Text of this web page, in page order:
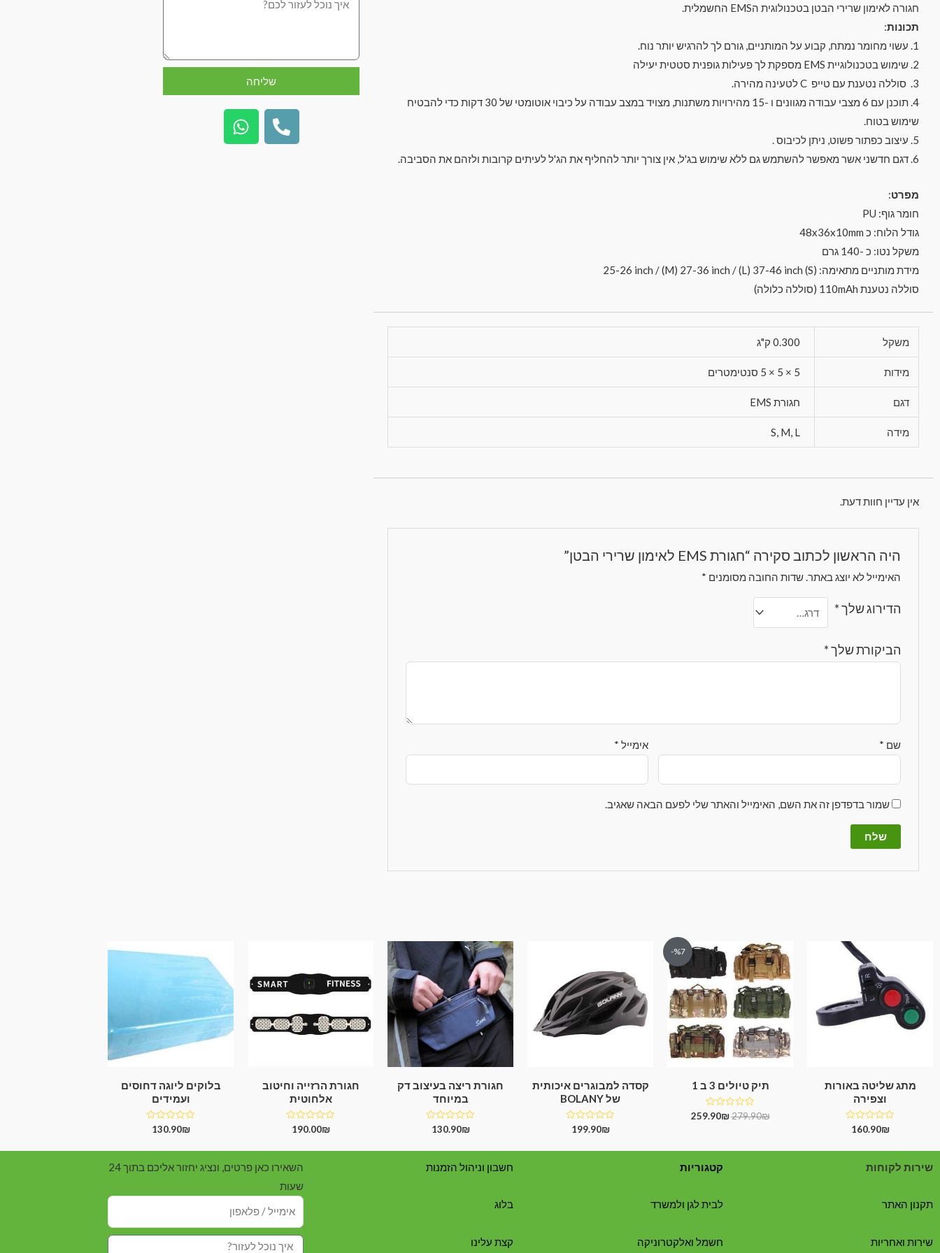
חגורה לאימון שרירי הבטן בטכנולוגית הEMS החשמלית.
תכונות:
1. עשוי מחומר נמתח, קבוע על המותניים, גורם לך להרגיש יותר נוח.
2. שימוש בטכנולוגיית EMS מספקת לך פעילות גופנית סטטית יעילה
3. סוללה נטענת עם טייפ C לטעינה מהירה.
4. תוכנן עם 6 מצבי עבודה מגוונים ו -15 מהירויות משתנות, מצויד במצב עבודה על כיבוי אוטומטי של 30 דקות כדי להבטיח
שימוש בטוח.
5. עיצוב כפתור פשוט, ניתן לכיבוס .
6. דגם חדשני אשר מאפשר להשתמש גם ללא שימוש בג'ל, אין צורך יותר להחליף את הג'ל לעיתים קרובות ולזהם את הסביבה.
מפרט:
חומר גוף: PU
גודל הלוח: כ 48x36x10mm
משקל נטו: כ -140 גרם
מידת מותניים מתאימה: (S) 25-26 inch / (M) 27-36 inch / (L) 37-46 inch
סוללה נטענת 110mAh (סוללה כלולה)
משקל 0.300 ק"ג
מידות 5 × 5 × 5 סנטימטרים
דגם חגורת EMS
מידה S, M, L
אין עדיין חוות דעת.
היה הראשון לכתוב סקירה “חגורת EMS לאימון שרירי הבטן”
האימייל לא יוצג באתר.שדות החובה מסומנים *
הדירוג שלך*
הביקורת שלך*
שם * אימייל *
שמור בדפדפן זה את השם, האימייל והאתר שלי לפעם הבאה שאגיב.
שליחה
מתג שליטה באורות
וצפירה
דורג
5
160.90₪
%7-
תיק טיולים 3 ב 1
דורג
279.90₪
259.90₪
קסדה למבוגרים איכותית
של BOLANY
דורג
5
199.90₪
חגורת ריצה בעיצוב דק
במיוחד
דורג
5
130.90₪
חגורת הרזייה וחיטוב
אלחוטית
דורג
5
190.00₪
בלוקים ליוגה דחוסים
ועמידים
דורג
5
130.90₪
שירות לקוחות
תקנון האתר
שירות ואחריות
קטגוריות
לבית לגן ולמשרד
חשמל ואלקטרוניקה
חשבון וניהול הזמנות
בלוג
קצת עלינו
השאירו כאן פרטים, ונציג יחזור אליכם בתוך 24
שעות